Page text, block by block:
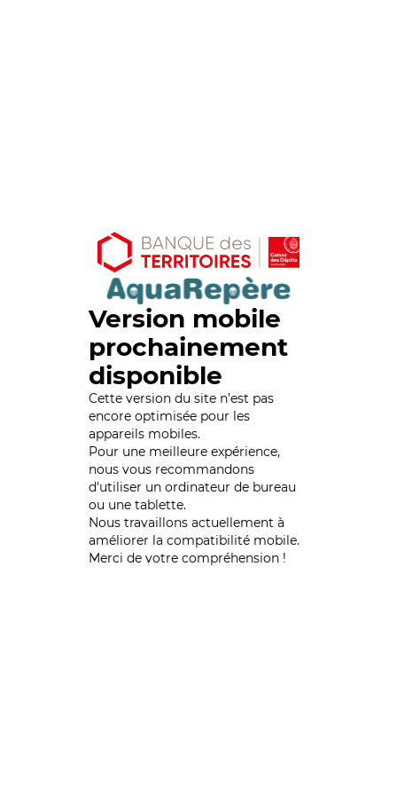
Version mobile
prochainement
disponible
Cette version du site n’est pas
encore optimisée pour les
appareils mobiles.
Pour une meilleure expérience,
nous vous recommandons
d'utiliser un ordinateur de bureau
ou une tablette.
Nous travaillons actuellement à
améliorer la compatibilité mobile.
Merci de votre compréhension !